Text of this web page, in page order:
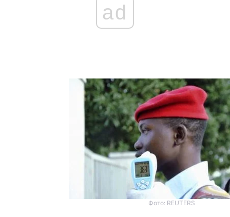
Війна
Політика
Світ
Наука
ad
Фото: REUTERS